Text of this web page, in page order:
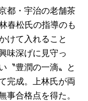
都・宇治の老舗茶
春松氏の指導のも
けて入れること
味深げに見守っ
〝豊潤の一滴〟と
完成。上林氏が両
事合格点を得た。